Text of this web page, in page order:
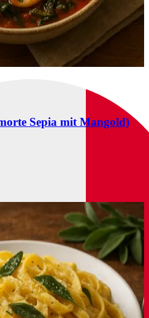
Sepia mit Mangold)